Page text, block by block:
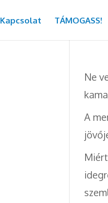
Kapcsolat TÁMOGASS!
Ne
A